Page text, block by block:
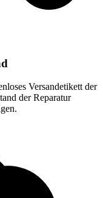
Versandetikett der
der Reparatur